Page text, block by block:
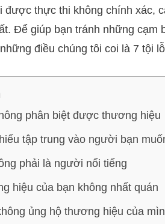
được thực thi không chính xác,
Để giúp bạn tránh những cạm
điều chúng tôi coi là 7 tội
phân biệt được thương hiệu
tập trung vào người bạn
phải là người nổi tiếng
hiệu của bạn không nhất quán
ủng hộ thương hiệu của